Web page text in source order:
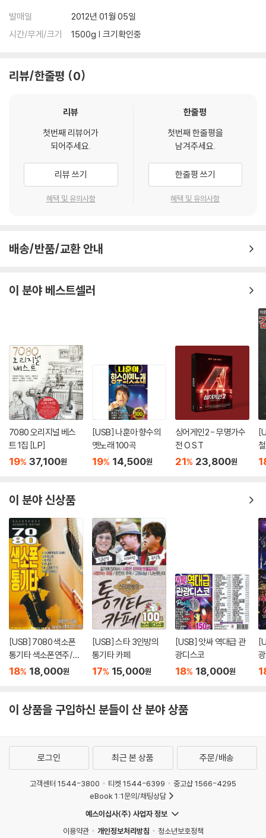
가수 김조한은 어느 경연 때보다 가사 전달과 정확한 발음에 신경을 많이
썼다고 한다.
를 선보인 가수 김범수. 마지막 경연에는 본연의 자세로 돌아가 13년차 발
면"이란 곡과 더불어 최고의 히트를 얻은 곡. 맑은 음색으로 슬픈 노랫말을
덤덤하게 표현해 80년대 여심을 사로잡았었던 가수 변진섭의 데뷔곡이기
도 하다. 가수 김범수는 마지막 곡인 만큼 신경을 많이 썼다. 편곡자 돈스파
수 변진섭을 만나 이 노래의 감정 조절 노하우를 마스터 했다고 한다. 그리
고 국내 최고의 어쿠스틱 기타리스트 박주원이 함께 해 스페니쉬 기타 선
율을 선보인다.
을 정말 많이 하고 싶었고, 빨리 경연에서 이 느낌을 전달하고 싶었다고 한
정적인 가사가 특히 돋보이는 포크송이며, 가수 故김광석씨가 리메이크해
살리려 하였다.
나가수의 음유시인 조관우의 도전곡은 "그대 내 맘에 들어오면"(조덕배 작
사 작곡 / 김면수 편곡).. 1989년 불세출의 싱어 송라이터 조덕배의 짙은
감수성이 잘 담겨있는 대중 가요계의 걸작! 원곡은 약간 빠른 그루브 리듬
으로 불렀지만, 실제 가사의 담겨져 있는 의미는 아주 슬픈 곡이다. 가수 조
관우는 가사의 슬픈 감정을 살리기 위해 그만의 "극한 팔세토 창법"에 도전
한다. 원곡 가수 조덕배는 이번 무대가 자신의 곡 리메이크의 완성을 보여
주기를 기대하고 있다.
"전교1등" !! 그만큼 음악에 대해 욕심도 많고 노력도 많이 한다고 한다. 역
시 최고는 그냥 되는 것이 아닌가보다. 그의 도전곡은 "그것만이 내 세상"
(최성원 작사 작곡 / 안준영 편곡).. 대한민국 100대 명반 중 1위, 들국화 1
집에 수록된 곡으로 멤버 중의 한 사람인 최성원씨가 직접 작사/작곡한 곡
이다. 이번 경연 준비에서는 편곡의 두가지 버전을 놓고 많은 고민을 했었
다는 후문이다. 이번 경연이 마지막인 만큼 그 어느 때보다 진한 땀과 노력
으로 준비했을 것이다. 그리고 최고의 무대를 선사하여 많은 청중평가단들
에게 기립박수를 받았다.
그동안 이 무대를 섰던 가수들은 앞으로 대중들과 더욱더 큰 감동과 사랑
으로 교감했으면 한다. 그리고 "나는 가수다" 프로그램은 가수들의 내공을
강인하게 다져주는 교육의 장이자, 인생의 장이길 바란다.
발매일
2012년 01월 05일
시간/무게/크기
1500g | 크기확인중
리뷰/한줄평 0
리뷰
첫번째 리뷰어가
되어주세요.
리뷰 쓰기
혜택 및 유의사항
한줄평
첫번째 한줄평을
남겨주세요.
한줄평 쓰기
혜택 및 유의사항
배송/반품/교환 안내
이 분야 베스트셀러
7080 오리지널 베스
트 1집 [LP]
19% 37,100원
[USB] 나훈아 향수의
옛노래 100곡
19% 14,500원
싱어게인2 - 무명가수
전 O.S.T
21% 23,800원
이 분야 신상품
[USB] 7080 색소폰
통기타 색소폰연주/강
승용
18% 18,000원
[USB] 스타 3인방의
통기타 카페
17% 15,000원
[USB] 앗싸 역대급 관
광디스코
18% 18,000원
이 상품을 구입하신 분들이 산 분야 상품
로그인 최근 본 상품 주문/배송
고객센터 1544-3800 티켓 1544-6399
중고샵 1566-4295
eBook 1:1문의/채팅상담
예스이십사(주) 사업자 정보
이용약관
개인정보처리방침 청소년보호정책